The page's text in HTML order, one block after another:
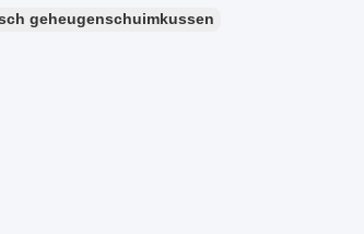
geheugenschuimkussen